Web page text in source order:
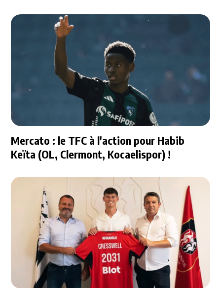
Mercato : le TFC à l'action pour Habib
Keïta (OL, Clermont, Kocaelispor) !